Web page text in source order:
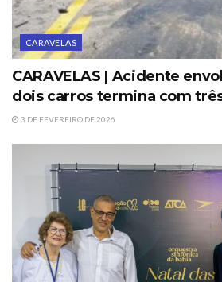
CARAVELAS
CARAVELAS | Acidente
dois carros termina com
3 DE FEVEREIRO DE 2026